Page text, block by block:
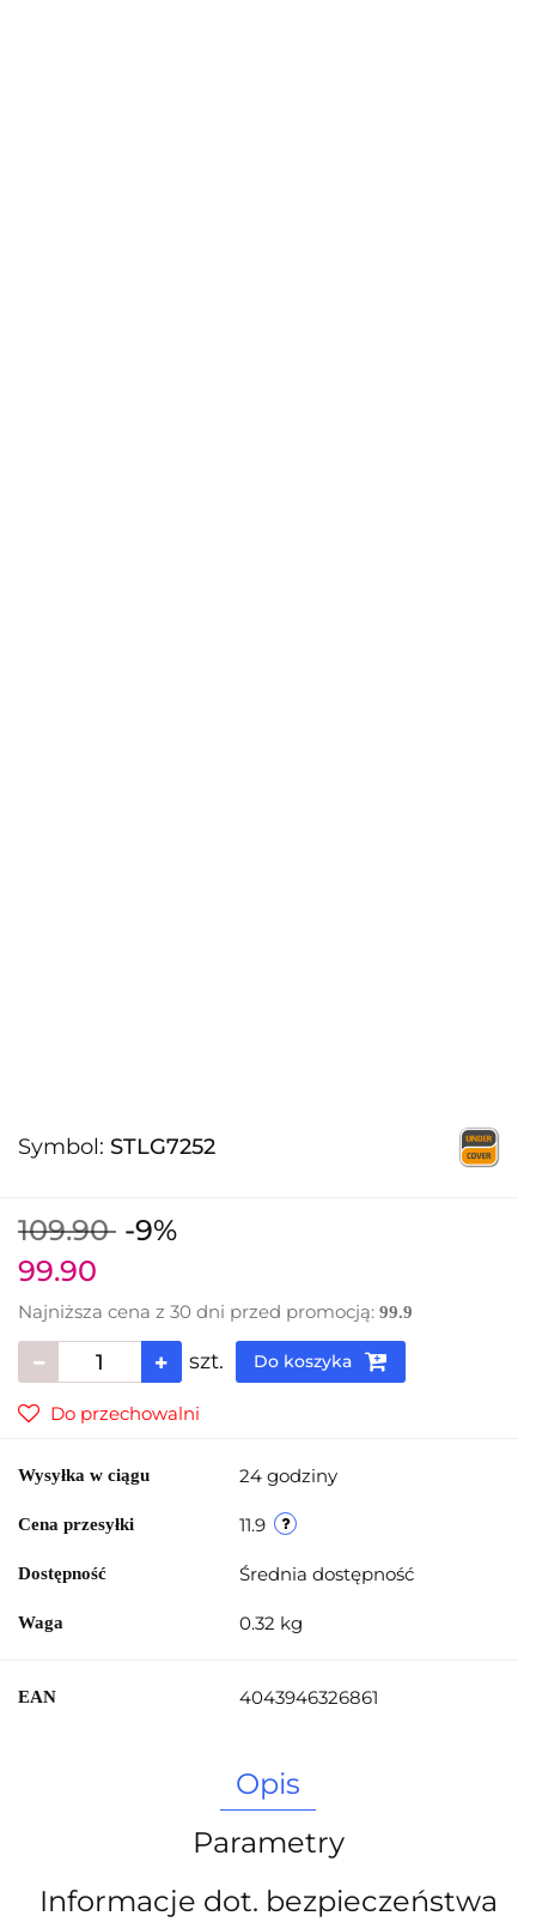
Symbol: STLG7252
109.90 -9%
99.90
Najniższa cena z 30 dni przed promocją: 99.9
szt. Do koszyka
Do przechowalni
Wysyłka w ciągu 24 godziny
Cena przesyłki 11.9
Dostępność Średnia dostępność
Waga 0.32 kg
EAN 4043946326861
Opis
Parametry
Informacje dot. bezpieczeństwa